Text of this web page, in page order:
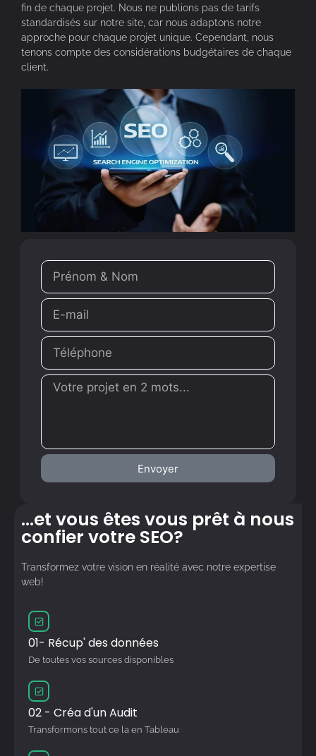
fin de chaque projet. Nous ne publions pas de tarifs
standardisés sur notre site, car nous adaptons notre
approche pour chaque projet unique. Cependant, nous
tenons compte des considérations budgétaires de chaque
client.
Envoyer
...et vous êtes vous prêt à nous
confier votre SEO?
Transformez votre vision en réalité avec notre expertise
web!
01- Récup' des données
De toutes vos sources disponibles
02 - Créa d'un Audit
Transformons tout ce la en Tableau